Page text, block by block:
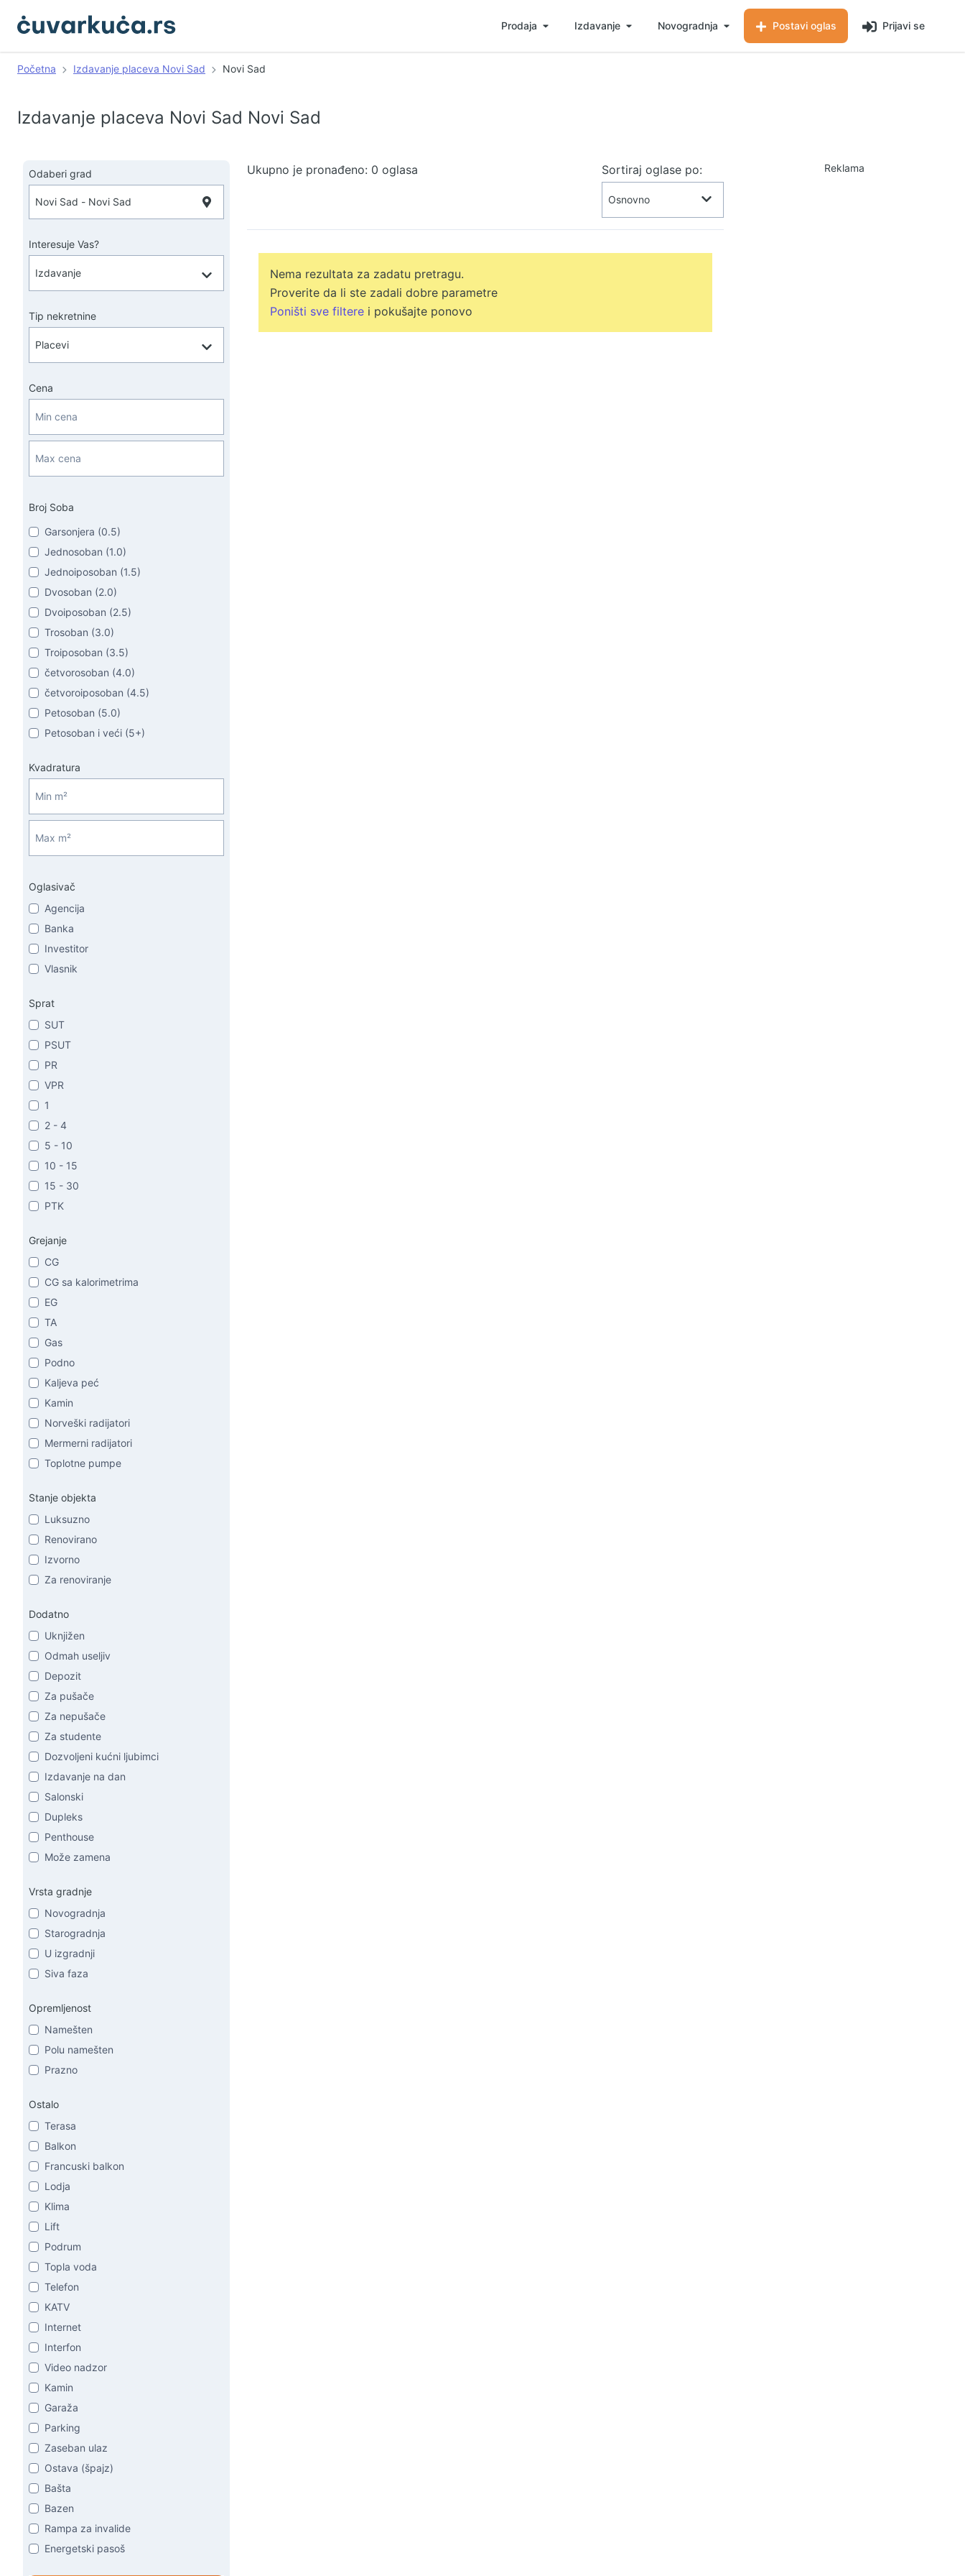
Prodaja Izdavanje Novogradnja Postavi oglas Prijavi se
Početna Izdavanje placeva Novi Sad Novi Sad
Izdavanje placeva Novi Sad Novi Sad
Odaberi grad
Interesuje Vas?
Tip nekretnine
Cena
Broj Soba
Garsonjera (0.5)
Jednosoban (1.0)
Jednoiposoban (1.5)
Dvosoban (2.0)
Dvoiposoban (2.5)
Trosoban (3.0)
Troiposoban (3.5)
četvorosoban (4.0)
četvoroiposoban (4.5)
Petosoban (5.0)
Petosoban i veći (5+)
Kvadratura
Oglasivač
Agencija
Banka
Investitor
Vlasnik
Sprat
SUT
PSUT
PR
VPR
1
2 - 4
5 - 10
10 - 15
15 - 30
PTK
Grejanje
CG
CG sa kalorimetrima
EG
TA
Gas
Podno
Kaljeva peć
Kamin
Norveški radijatori
Mermerni radijatori
Toplotne pumpe
Stanje objekta
Luksuzno
Renovirano
Izvorno
Za renoviranje
Dodatno
Uknjižen
Odmah useljiv
Depozit
Za pušače
Za nepušače
Za studente
Dozvoljeni kućni ljubimci
Izdavanje na dan
Salonski
Dupleks
Penthouse
Može zamena
Vrsta gradnje
Novogradnja
Starogradnja
U izgradnji
Siva faza
Opremljenost
Namešten
Polu namešten
Prazno
Ostalo
Terasa
Balkon
Francuski balkon
Lodja
Klima
Lift
Podrum
Topla voda
Telefon
KATV
Internet
Interfon
Video nadzor
Kamin
Garaža
Parking
Zaseban ulaz
Ostava (špajz)
Bašta
Bazen
Rampa za invalide
Energetski pasoš
Ukupno je pronađeno: 0 oglasa Sortiraj oglase po:
Nema rezultata za zadatu pretragu.
Proverite da li ste zadali dobre parametre
Poništi sve filtere i pokušajte ponovo
Reklama